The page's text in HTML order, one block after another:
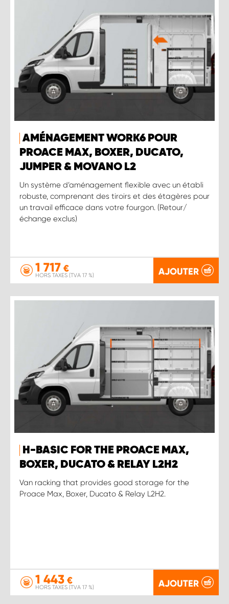
AMÉNAGEMENT WORK6 POUR
PROACE MAX, BOXER, DUCATO,
JUMPER & MOVANO L2
Un système d’aménagement flexible avec un établi
robuste, comprenant des tiroirs et des étagères pour
un travail efficace dans votre fourgon. (Retour/
échange exclus)
1 717 €
HORS TAXES (TVA 17 %) AJOUTER
H-BASIC FOR THE PROACE MAX,
BOXER, DUCATO & RELAY L2H2
Van racking that provides good storage for the
Proace Max, Boxer, Ducato & Relay L2H2.
1 443 €
HORS TAXES (TVA 17 %) AJOUTER